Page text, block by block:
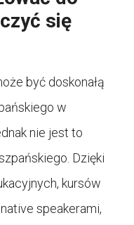
się
być doskonałą
w
nie jest to
Dzięki
kursów
speakerami,